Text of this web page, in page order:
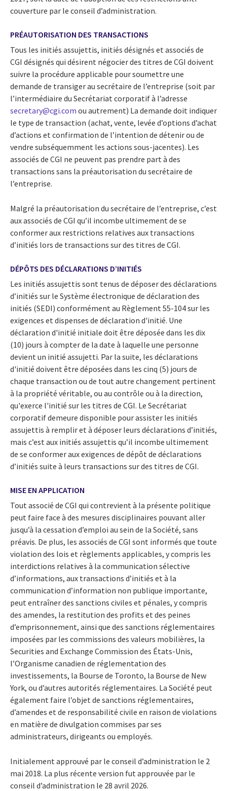
couverture par le conseil d’administration.
PRÉAUTORISATION DES TRANSACTIONS
Tous les initiés assujettis, initiés désignés et associés de
CGI désignés qui désirent négocier des titres de CGI doivent
suivre la procédure applicable pour soumettre une
demande de transiger au secrétaire de l’entreprise (soit par
l’intermédiaire du Secrétariat corporatif à l’adresse
secretary@cgi.com ou autrement) La demande doit indiquer
le type de transaction (achat, vente, levée d’options d’achat
d’actions et confirmation de l’intention de détenir ou de
vendre subséquemment les actions sous-jacentes). Les
associés de CGI ne peuvent pas prendre part à des
transactions sans la préautorisation du secrétaire de
l’entreprise.
Malgré la préautorisation du secrétaire de l’entreprise, c’est
aux associés de CGI qu’il incombe ultimement de se
conformer aux restrictions relatives aux transactions
d’initiés lors de transactions sur des titres de CGI.
DÉPÔTS DES DÉCLARATIONS D’INITIÉS
Les initiés assujettis sont tenus de déposer des déclarations
d’initiés sur le Système électronique de déclaration des
initiés (SEDI) conformément au Règlement 55-104 sur les
exigences et dispenses de déclaration d'initié. Une
déclaration d'initié initiale doit être déposée dans les dix
(10) jours à compter de la date à laquelle une personne
devient un initié assujetti. Par la suite, les déclarations
d'initié doivent être déposées dans les cinq (5) jours de
chaque transaction ou de tout autre changement pertinent
à la propriété véritable, ou au contrôle ou à la direction,
qu'exerce l'initié sur les titres de CGI. Le Secrétariat
corporatif demeure disponible pour assister les initiés
assujettis à remplir et à déposer leurs déclarations d’initiés,
mais c’est aux initiés assujettis qu’il incombe ultimement
de se conformer aux exigences de dépôt de déclarations
d’initiés suite à leurs transactions sur des titres de CGI.
MISE EN APPLICATION
Tout associé de CGI qui contrevient à la présente politique
peut faire face à des mesures disciplinaires pouvant aller
jusqu’à la cessation d’emploi au sein de la Société, sans
préavis. De plus, les associés de CGI sont informés que toute
violation des lois et règlements applicables, y compris les
interdictions relatives à la communication sélective
d’informations, aux transactions d’initiés et à la
communication d’information non publique importante,
peut entraîner des sanctions civiles et pénales, y compris
des amendes, la restitution des profits et des peines
d’emprisonnement, ainsi que des sanctions réglementaires
imposées par les commissions des valeurs mobilières, la
Securities and Exchange Commission des États-Unis,
l’Organisme canadien de réglementation des
investissements, la Bourse de Toronto, la Bourse de New
York, ou d’autres autorités réglementaires. La Société peut
également faire l’objet de sanctions réglementaires,
d’amendes et de responsabilité civile en raison de violations
en matière de divulgation commises par ses
administrateurs, dirigeants ou employés.
Initialement approuvé par le conseil d’administration le 2
mai 2018. La plus récente version fut approuvée par le
conseil d’administration le 28 avril 2026.